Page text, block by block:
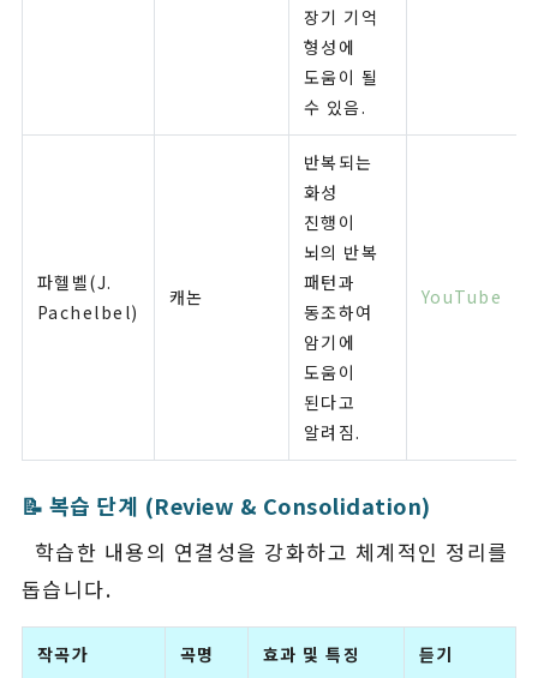
장기 기억
형성에
도움이 될
수 있음.
파헬벨(J.
Pachelbel)
캐논
반복되는
화성
진행이
뇌의 반복
패턴과
동조하여
암기에
도움이
된다고
알려짐.
YouTube
📝 복습 단계 (Review & Consolidation)
학습한 내용의 연결성을 강화하고 체계적인 정리를
돕습니다.
작곡가 곡명 효과 및 특징 듣기